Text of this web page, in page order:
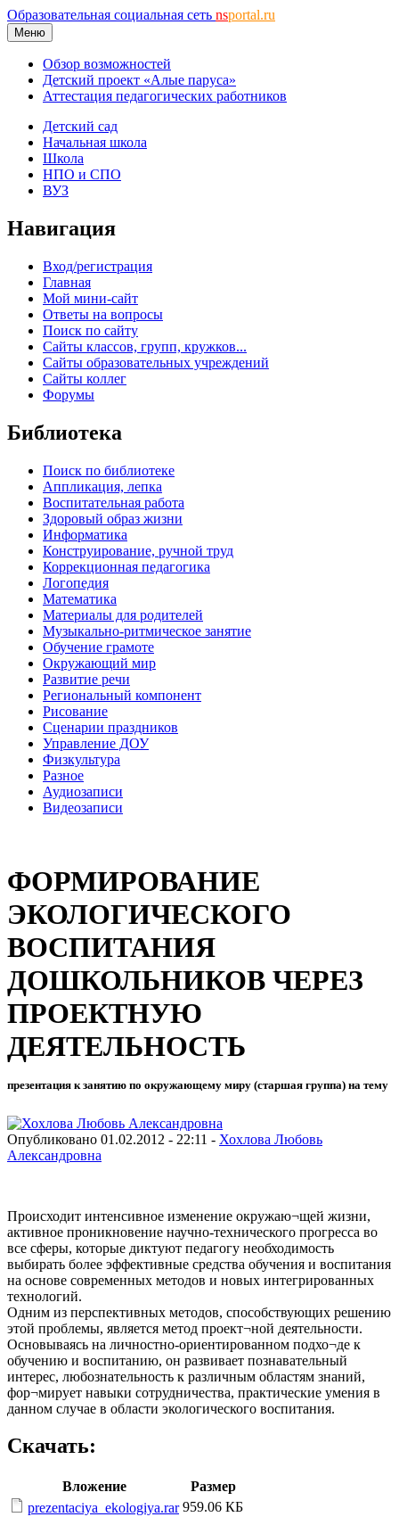
Образовательная социальная сеть nsportal.ru
Меню
Обзор возможностей
Детский проект «Алые паруса»
Аттестация педагогических работников
Детский сад
Начальная школа
Школа
НПО и СПО
ВУЗ
Навигация
Вход/регистрация
Главная
Мой мини-сайт
Ответы на вопросы
Поиск по сайту
Сайты классов, групп, кружков...
Сайты образовательных учреждений
Сайты коллег
Форумы
Библиотека
Поиск по библиотеке
Аппликация, лепка
Воспитательная работа
Здоровый образ жизни
Информатика
Конструирование, ручной труд
Коррекционная педагогика
Логопедия
Математика
Материалы для родителей
Музыкально-ритмическое занятие
Обучение грамоте
Окружающий мир
Развитие речи
Региональный компонент
Рисование
Сценарии праздников
Управление ДОУ
Физкультура
Разное
Аудиозаписи
Видеозаписи
ФОРМИРОВАНИЕ
ЭКОЛОГИЧЕСКОГО
ВОСПИТАНИЯ
ДОШКОЛЬНИКОВ ЧЕРЕЗ
ПРОЕКТНУЮ
ДЕЯТЕЛЬНОСТЬ
презентация к занятию по окружающему миру (старшая группа) на тему
Опубликовано 01.02.2012 - 22:11 - Хохлова Любовь
Александровна
Происходит интенсивное изменение окружаю¬щей жизни,
активное проникновение научно-технического прогресса во
все сферы, которые диктуют педагогу необходимость
выбирать более эффективные средства обучения и воспитания
на основе современных методов и новых интегрированных
технологий.
Одним из перспективных методов, способствующих решению
этой проблемы, является метод проект¬ной деятельности.
Основываясь на личностно-ориентированном подхо¬де к
обучению и воспитанию, он развивает познавательный
интерес, любознательность к различным областям знаний,
фор¬мирует навыки сотрудничества, практические умения в
данном случае в области экологического воспитания.
Скачать:
Вложение
Размер
prezentaciya_ekologiya.rar 959.06 КБ